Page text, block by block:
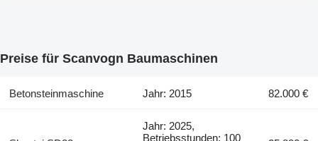
Preise für Scanvogn Baumaschinen
Betonsteinmaschine Jahr: 2015 82.000 €
Jahr: 2025,
Betriebsstunden: 100